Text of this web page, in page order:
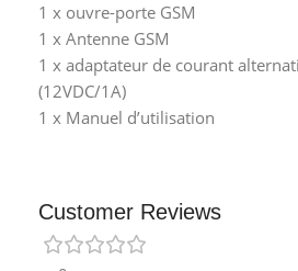
1 x ouvre-porte GSM
1 x Antenne GSM
1 x adaptateur de courant
(12VDC/1A)
1 x Manuel d’utilisation
Customer Reviews